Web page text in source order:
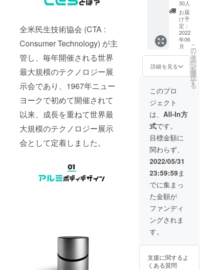
全米民生技術協会 (CTA :
Consumer Technology) が主
管し、毎年開催される世界
最大規模のテクノロジー展
示会であり、1967年ニュー
ヨークで初めて開催されて
以来、成長を重ねて世界最
大規模のテクノロジー展示
会として定着しました。
予定価
格9,980
円の約
20%OF
(￥2,00
0円
OFF） ※
送料・
税込
30人
お届
け予
定：
2022
年06
月
詳細を見る
こ
の
リ
タ
ー
ン
を
選
択
す
る
このプロ
ジェクト
は、 All-In方
式です。
目標金額に
関わらず、
2022/05/31
23:59:59ま
でに集まっ
た金額が
ファンディ
ングされま
す。
支援に関するよ
くある質問